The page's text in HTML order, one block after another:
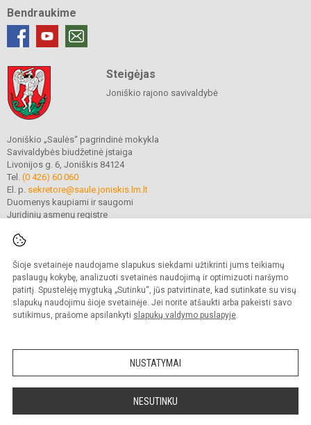
Šioje svetainėje naudojame slapukus siekdami užtikrinti jums teikiamų
paslaugų kokybę, analizuoti svetainės naudojimą ir optimizuoti naršymo
patirtį. Spustelėję mygtuką „Sutinku“, jūs patvirtinate, kad sutinkate su visų
slapukų naudojimu šioje svetainėje. Jei norite atšaukti arba pakeisti savo
sutikimus, prašome apsilankyti slapukų valdymo puslapyje.
NUSTATYMAI
NESUTINKU
Bendraukime
Steigėjas
Joniškio rajono savivaldybė
Joniškio „Saulės“ pagrindinė mokykla
Savivaldybės biudžetinė įstaiga
Livonijos g. 6, Joniškis 84124
Tel. (0 426) 60 060
El. p. sekretore@saule.joniskis.lm.lt
Duomenys kaupiami ir saugomi
Juridinių asmenų registre
© 2023. Joniškio „Saulės“ pagrindinė mokykla. Visos teisės saugomos.
Kopijuoti turinį be raštiško įstaigos administracijos sutikimo griežtai draudžiama.
Versija neįgaliesiems Slapukų politika